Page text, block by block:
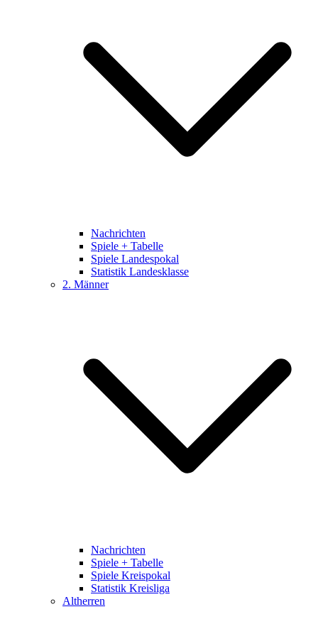
Nachrichten
Spiele + Tabelle
Spiele Landespokal
Statistik Landesklasse
2. Männer
Nachrichten
Spiele + Tabelle
Spiele Kreispokal
Statistik Kreisliga
Altherren